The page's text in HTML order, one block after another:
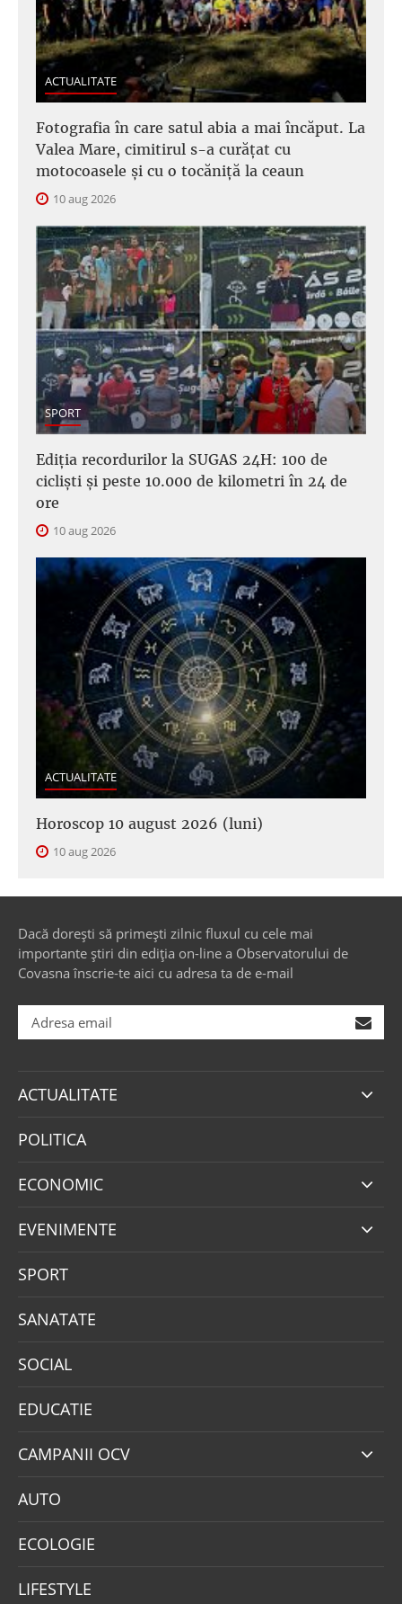
ACTUALITATE
Fotografia în care satul abia a mai încăput. La
Valea Mare, cimitirul s-a curățat cu
motocoasele și cu o tocăniță la ceaun
10 aug 2026
SPORT
Ediția recordurilor la SUGAS 24H: 100 de
cicliști și peste 10.000 de kilometri în 24 de
ore
10 aug 2026
ACTUALITATE
Horoscop 10 august 2026 (luni)
10 aug 2026
Dacă dorești să primești zilnic fluxul cu cele mai
importante știri din ediția on-line a Observatorului de
Covasna înscrie-te aici cu adresa ta de e-mail
ACTUALITATE
POLITICA
ECONOMIC
EVENIMENTE
SPORT
SANATATE
SOCIAL
EDUCATIE
CAMPANII OCV
AUTO
ECOLOGIE
LIFESTYLE